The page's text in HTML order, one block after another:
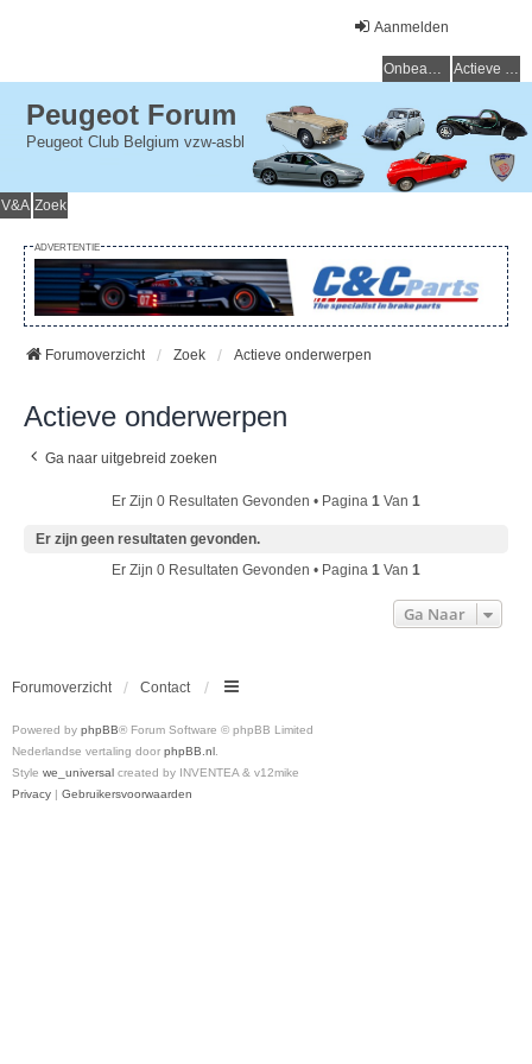
Aanmelden
Onbeantwoorde onderwerpen Actieve onderwerpen
Peugeot Forum
Peugeot Club Belgium vzw-asbl
V&A Zoek
ADVERTENTIE
Forumoverzicht Zoek Actieve onderwerpen
Actieve onderwerpen
Ga naar uitgebreid zoeken
Er Zijn 0 Resultaten Gevonden • Pagina 1 Van 1
Er zijn geen resultaten gevonden.
Er Zijn 0 Resultaten Gevonden • Pagina 1 Van 1
Ga Naar
Forumoverzicht Contact
Powered by phpBB® Forum Software © phpBB Limited
Nederlandse vertaling door phpBB.nl.
Style we_universal created by INVENTEA & v12mike
Privacy | Gebruikersvoorwaarden